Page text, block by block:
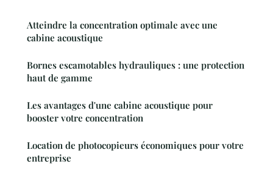
Atteindre la concentration optimale avec une
cabine acoustique
Bornes escamotables hydrauliques : une protection
haut de gamme
Les avantages d'une cabine acoustique pour
booster votre concentration
Location de photocopieurs économiques pour votre
entreprise